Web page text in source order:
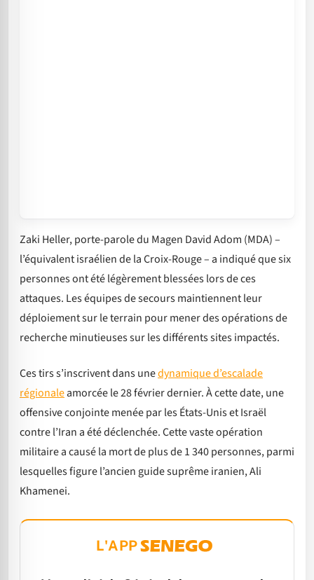
Zaki Heller, porte-parole du Magen David Adom (MDA) –
l’équivalent israélien de la Croix-Rouge – a indiqué que six
personnes ont été légèrement blessées lors de ces
attaques. Les équipes de secours maintiennent leur
déploiement sur le terrain pour mener des opérations de
recherche minutieuses sur les différents sites impactés.
Ces tirs s’inscrivent dans unedynamique d’escalade
régionaleamorcée le 28 février dernier. À cette date, une
offensive conjointe menée par les États-Unis et Israël
contre l’Iran a été déclenchée. Cette vaste opération
militaire a causé la mort de plus de 1 340 personnes, parmi
lesquelles figure l’ancien guide suprême iranien, Ali
Khamenei.
L'APP